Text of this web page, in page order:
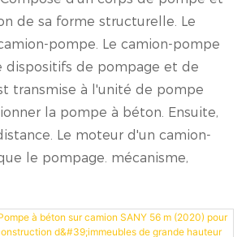
de sa forme structurelle. Le
pompe. Le camion-pompe
dispositifs de pompage et de
transmise à l'unité de pompe
la pompe à béton. Ensuite,
Le moteur d'un camion-
le pompage. mécanisme,